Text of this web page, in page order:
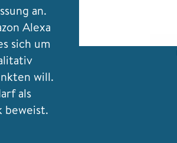
an.
Alexa
sich um
will.
als
beweist.